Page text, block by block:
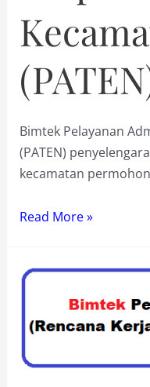
Bimtek Pelayanan
(PATEN)
kecamatan
Bimtek
Terpadu
Kecamatan
(PATEN)
Read More »